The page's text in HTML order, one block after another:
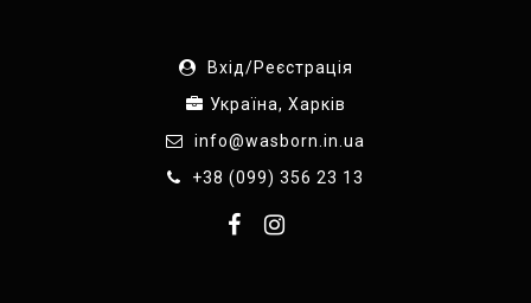
Вхід/Реєстрація
Україна, Харків
info@wasborn.in.ua
+38 (099) 356 23 13